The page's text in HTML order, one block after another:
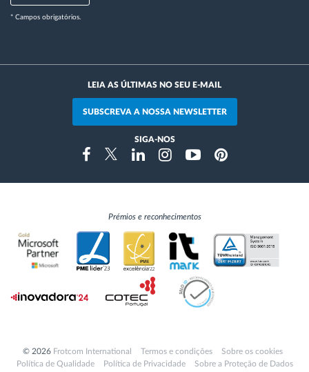
* Campos obrigatórios.
LEIA AS ÚLTIMAS NO SEU E-MAIL
SUBSCREVA A NOSSA NEWSLETTER
SIGA-NOS
FacebookTwitterLinkedinInstragramYoutubePinterest
Prémios e reconhecimentos
© 2026 Frotcom International Termos e condições
Sobre os cookies
Política de Qualidade
Política de Privacidade Sobre a Proteção de Dados